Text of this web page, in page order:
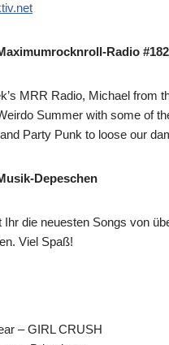
Radio
MRR Radio, Michael from
Summer with some of
Party Punk to loose our
Depeschen
Ihr die neuesten Songs von
Viel Spaß!
– GIRL CRUSH